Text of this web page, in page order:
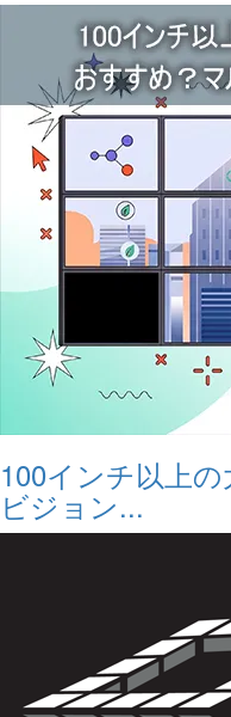
100インチ以上
ビジョン...